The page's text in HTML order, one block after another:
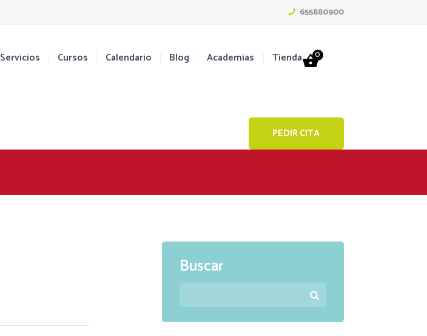
655880900
Servicios Cursos Calendario Blog Academias Tienda 0
PEDIR CITA
Buscar